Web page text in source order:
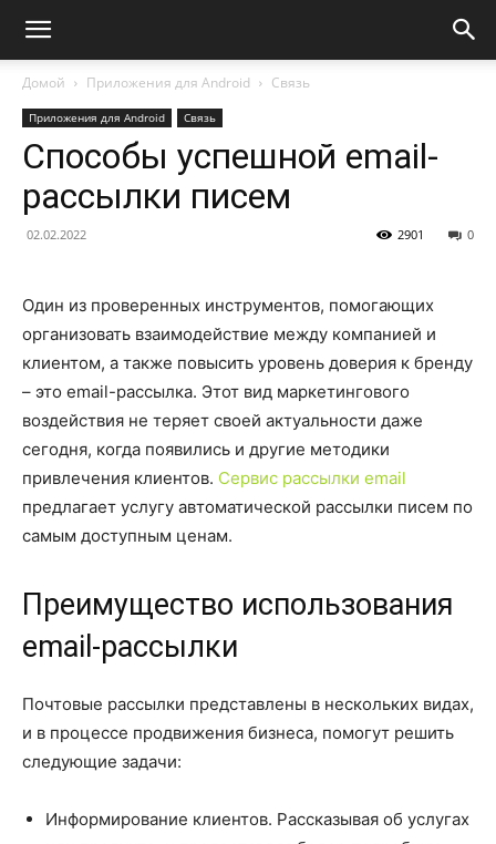
Домой Приложения для Android Связь
Приложения для Android Связь
Способы успешной email-
рассылки писем
02.02.2022 0
2901
Один из проверенных инструментов, помогающих
организовать взаимодействие между компанией и
клиентом, а также повысить уровень доверия к бренду
– это email-рассылка. Этот вид маркетингового
воздействия не теряет своей актуальности даже
сегодня, когда появились и другие методики
привлечения клиентов. Сервис рассылки email
предлагает услугу автоматической рассылки писем по
самым доступным ценам.
Преимущество использования
email-рассылки
Почтовые рассылки представлены в нескольких видах,
и в процессе продвижения бизнеса, помогут решить
следующие задачи:
Информирование клиентов. Рассказывая об услугах